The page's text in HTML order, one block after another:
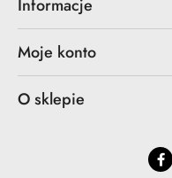
Informacje
Moje konto
O sklepie